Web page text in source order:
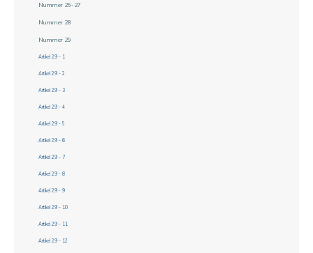
Nummer 26-27
Nummer 28
Nummer 29
Artikel 29 - 1
Artikel 29 - 2
Artikel 29 - 3
Artikel 29 - 4
Artikel 29 - 5
Artikel 29 - 6
Artikel 29 - 7
Artikel 29 - 8
Artikel 29 - 9
Artikel 29 - 10
Artikel 29 - 11
Artikel 29 - 12